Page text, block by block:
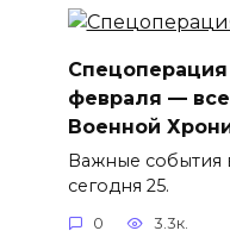
Спецоперация
февраля —
Военной
Важные события
сегодня 25.
0 3.3к.